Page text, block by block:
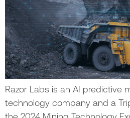
Razor Labs is an AI predictive
technology company and a